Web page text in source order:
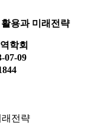
용과 미래전략
학회
07-09
전략